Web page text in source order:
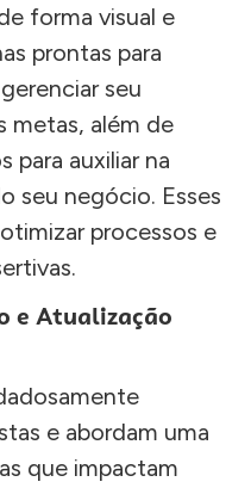
forma visual e
prontas para
seu
metas, além de
para auxiliar na
seu negócio. Esses
processos e
e Atualização
e abordam uma
que impactam